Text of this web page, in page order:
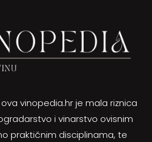
vinopedia.hr je mala riznica
i vinarstvo ovisnim
praktičnim disciplinama, te